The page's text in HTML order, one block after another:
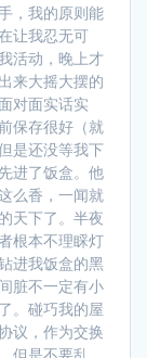
，我的原则能
让我忍无可
活动，晚上才
来大摇大摆的
对面实话实
保存很好（就
是还没等我下
进了饭盒。他
么香，一闻就
天下了。半夜
根本不理睬灯
进我饭盒的黑
脏不一定有小
。碰巧我的屋
议，作为交换